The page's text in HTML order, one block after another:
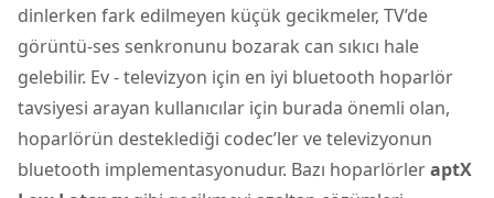
dinlerken fark edilmeyen küçük gecikmeler, TV’de
görüntü-ses senkronunu bozarak can sıkıcı hale
gelebilir. Ev - televizyon için en iyi bluetooth hoparlör
tavsiyesi arayan kullanıcılar için burada önemli olan,
hoparlörün desteklediği codec’ler ve televizyonun
bluetooth implementasyonudur. Bazı hoparlörleraptX